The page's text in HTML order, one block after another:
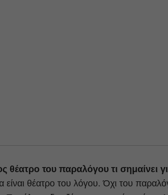
θέατρο του παραλόγου τι σημαίνει
είναι θέατρο του λόγου. Όχι του